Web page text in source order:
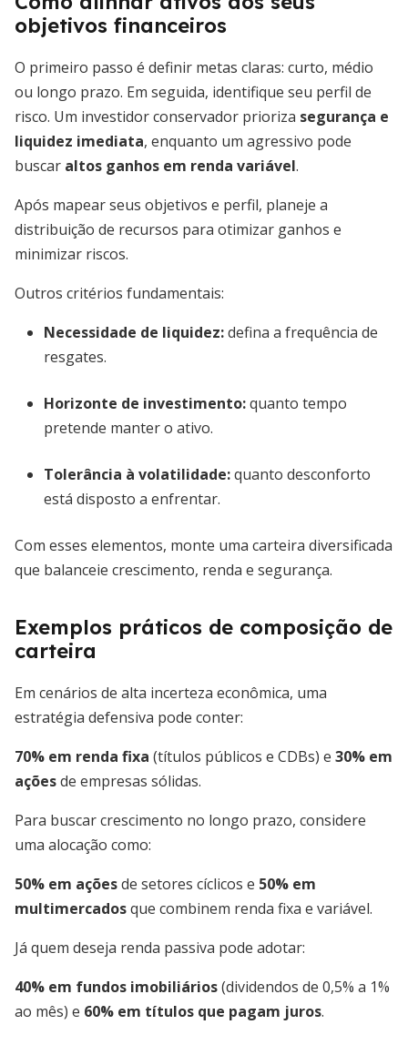
objetivos financeiros
O primeiro passo é definir metas claras: curto, médio
ou longo prazo. Em seguida, identifique seu perfil de
risco. Um investidor conservador prioriza segurança e
liquidez imediata, enquanto um agressivo pode
buscar altos ganhos em renda variável.
Após mapear seus objetivos e perfil, planeje a
distribuição de recursos para otimizar ganhos e
minimizar riscos.
Outros critérios fundamentais:
Necessidade de liquidez:defina a frequência de
resgates.
Horizonte de investimento:quanto tempo
pretende manter o ativo.
Tolerância à volatilidade:quanto desconforto
está disposto a enfrentar.
Com esses elementos, monte uma carteira diversificada
que balanceie crescimento, renda e segurança.
Exemplos práticos de composição de
carteira
Em cenários de alta incerteza econômica, uma
estratégia defensiva pode conter:
70% em renda fixa (títulos públicos e CDBs) e 30% em
açõesde empresas sólidas.
Para buscar crescimento no longo prazo, considere
uma alocação como:
50% em açõesde setores cíclicos e 50% em
multimercadosque combinem renda fixa e variável.
Já quem deseja renda passiva pode adotar:
40% em fundos imobiliários(dividendos de 0,5% a 1%
ao mês) e 60% em títulos que pagam juros.